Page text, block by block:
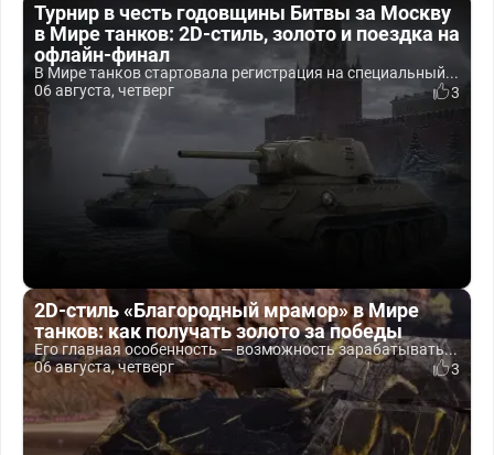
Турнир в честь годовщины Битвы за Москву
в Мире танков: 2D-стиль, золото и поездка на
офлайн-финал
В Мире танков стартовала регистрация на специальный...
06 августа, четверг
3
2D-стиль «Благородный мрамор» в Мире
танков: как получать золото за победы
Его главная особенность — возможность зарабатывать...
06 августа, четверг
3